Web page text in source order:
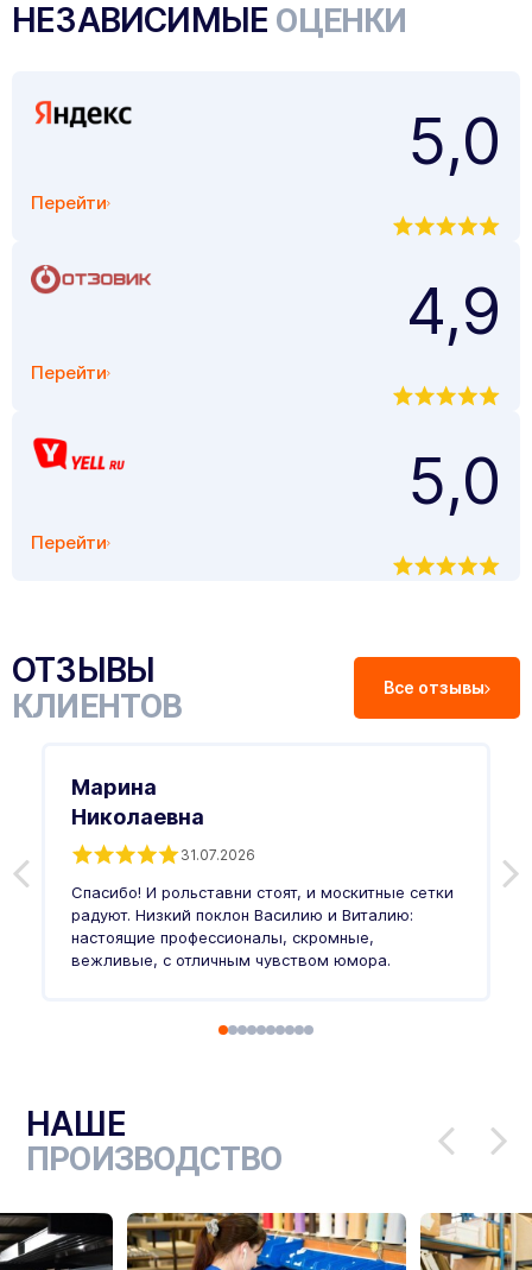
НЕЗАВИСИМЫЕ ОЦЕНКИ
Перейти
5,0
Перейти
4,9
Перейти
5,0
ОТЗЫВЫ
КЛИЕНТОВ Все отзывы
Марина
Николаевна
31.07.2026
Спасибо! И рольставни стоят, и москитные сетки
радуют. Низкий поклон Василию и Виталию:
настоящие профессионалы, скромные,
вежливые, с отличным чувством юмора.
НАШЕ
ПРОИЗВОДСТВО